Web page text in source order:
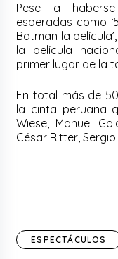
Pese a
esperadas como
Batman la
la película
primer lugar de la
En total más de
la cinta peruana
Wiese, Manuel
César Ritter,
ESPECTÁCULOS